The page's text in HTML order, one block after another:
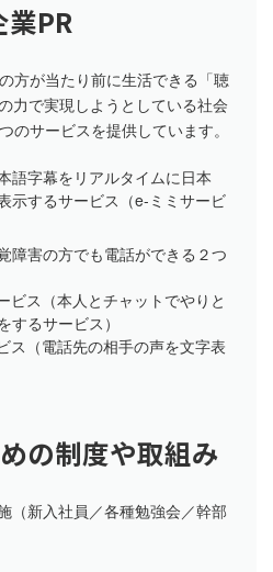
業PR
方が当たり前に生活できる「聴
力で実現しようとしている社会
のサービスを提供しています。
語字幕をリアルタイムに日本
するサービス（e-ミミサービ
障害の方でも電話ができる２つ
ス（本人とチャットでやりと
するサービス）
（電話先の相手の声を文字表
の制度や取組み
（新入社員／各種勉強会／幹部